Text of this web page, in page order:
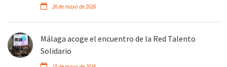
26 de mayo de 2026
Málaga acoge el encuentro de la Red Talento
Solidario